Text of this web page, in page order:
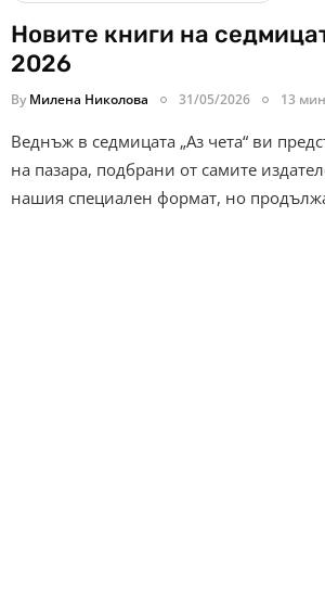
Новите книги на
2026
By Милена Николова 31/05/2026 13
Веднъж в седмицата „Аз чета“ ви
на пазара, подбрани от самите
нашия специален формат, но